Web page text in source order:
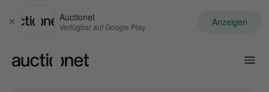
Schließen
Auctionet
Verfügbar auf Google Play Anzeigen